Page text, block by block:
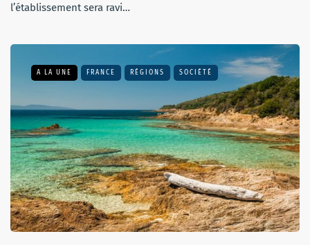
l’établissement sera ravi…
A LA UNE FRANCE RÉGIONS SOCIÉTÉ